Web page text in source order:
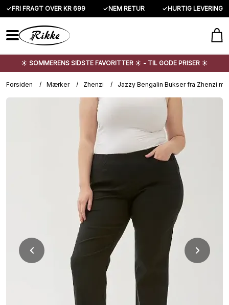
✓FRI FRAGT OVER KR 699 ✓NEM RETUR ✓HURTIG LEVERING
☀️ SOMMERENS SIDSTE FAVORITTER ☀️ - TIL GODE PRISER ☀️
Forsiden / Mærker / Zhenzi / Jazzy Bengalin Bukser fra Zhenzi